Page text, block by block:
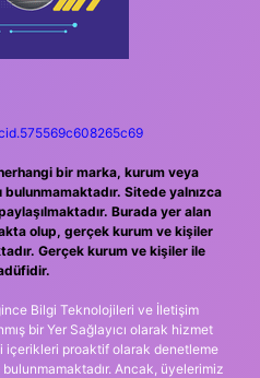
bir marka, kurum veya
Sitede yalnızca
Burada yer alan
olup, gerçek kurum ve kişiler
Gerçek kurum ve kişiler ile
Bilgi Teknolojileri ve İletişim
bir Yer Sağlayıcı olarak hizmet
içerikleri proaktif olarak denetleme
Ancak, üyelerimiz